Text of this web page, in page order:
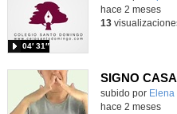
04′ 31″
hace 2 meses
13
SIGNO CASA
Contenido
subido por Elena
hace 2 meses